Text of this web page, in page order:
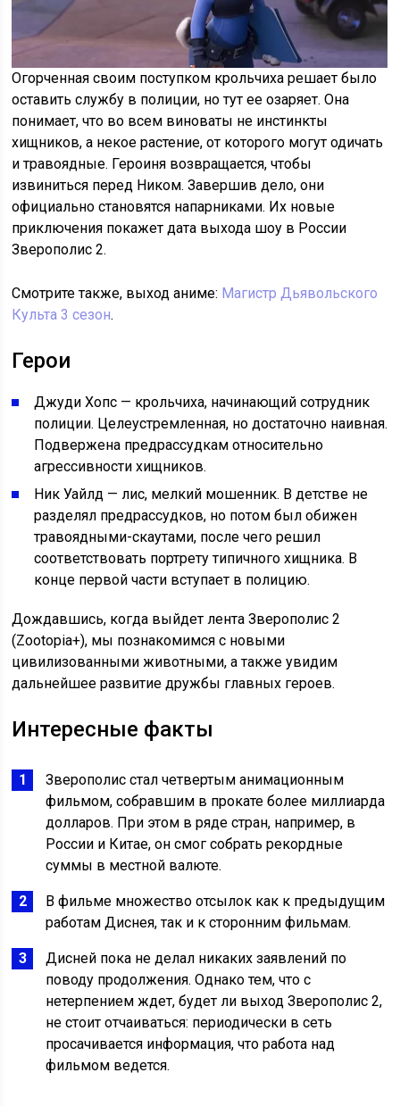
Огорченная своим поступком крольчиха решает было
оставить службу в полиции, но тут ее озаряет. Она
понимает, что во всем виноваты не инстинкты
хищников, а некое растение, от которого могут одичать
и травоядные. Героиня возвращается, чтобы
извиниться перед Ником. Завершив дело, они
официально становятся напарниками. Их новые
приключения покажет дата выхода шоу в России
Зверополис 2.
Смотрите также, выход аниме: Магистр Дьявольского
Культа 3 cезон.
Герои
Джуди Хопс — крольчиха, начинающий сотрудник
полиции. Целеустремленная, но достаточно наивная.
Подвержена предрассудкам относительно
агрессивности хищников.
Ник Уайлд — лис, мелкий мошенник. В детстве не
разделял предрассудков, но потом был обижен
травоядными-скаутами, после чего решил
соответствовать портрету типичного хищника. В
конце первой части вступает в полицию.
Дождавшись, когда выйдет лента Зверополис 2
(Zootopia+), мы познакомимся с новыми
цивилизованными животными, а также увидим
дальнейшее развитие дружбы главных героев.
Интересные факты
Зверополис стал четвертым анимационным
фильмом, собравшим в прокате более миллиарда
долларов. При этом в ряде стран, например, в
России и Китае, он смог собрать рекордные
суммы в местной валюте.
В фильме множество отсылок как к предыдущим
работам Диснея, так и к сторонним фильмам.
Дисней пока не делал никаких заявлений по
поводу продолжения. Однако тем, что с
нетерпением ждет, будет ли выход Зверополис 2,
не стоит отчаиваться: периодически в сеть
просачивается информация, что работа над
фильмом ведется.